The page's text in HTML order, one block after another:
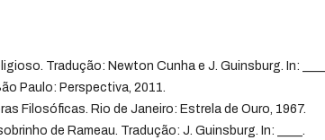
Tradução: Newton Cunha e J. Guinsburg. In: ____.
Paulo: Perspectiva, 2011.
Filosóficas. Rio de Janeiro: Estrela de Ouro, 1967.
de Rameau. Tradução: J. Guinsburg. In: ____.